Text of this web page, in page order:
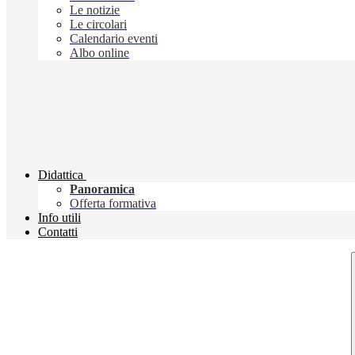
Le notizie
Le circolari
Calendario eventi
Albo online
Didattica
Panoramica
Offerta formativa
Info utili
Contatti